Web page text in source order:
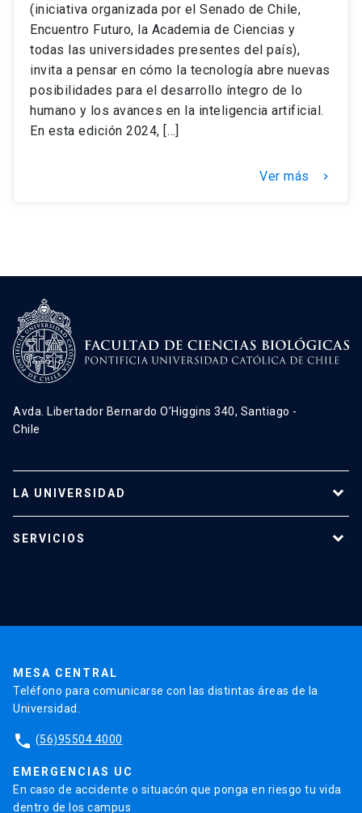
(iniciativa organizada por el Senado de Chile,
Encuentro Futuro, la Academia de Ciencias y
todas las universidades presentes del país),
invita a pensar en cómo la tecnología abre nuevas
posibilidades para el desarrollo íntegro de lo
humano y los avances en la inteligencia artificial.
En esta edición 2024, […]
Ver más keyboard_arrow_right
Avda. Libertador Bernardo O’Higgins 340, Santiago -
Chile
LA UNIVERSIDAD
Admisión
SERVICIOS
MESA CENTRAL
Teléfono para comunicarse con las distintas áreas de la
Universidad.
phone (56)95504 4000
EMERGENCIAS UC
En caso de accidente o situacón que ponga en riesgo tu vida
dentro de los campus